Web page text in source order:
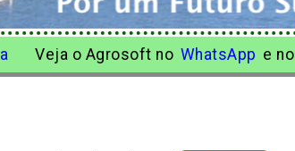
Veja o Agrosoft no WhatsApp e no